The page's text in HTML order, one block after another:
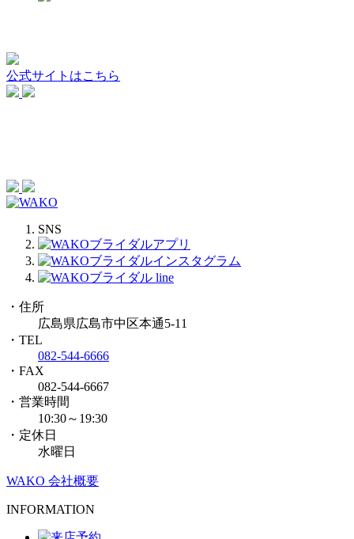
公式サイトはこちら
SNS
・住所
広島県広島市中区本通5-11
・TEL
082-544-6666
・FAX
082-544-6667
・営業時間
10:30～19:30
・定休日
水曜日
WAKO 会社概要
INFORMATION